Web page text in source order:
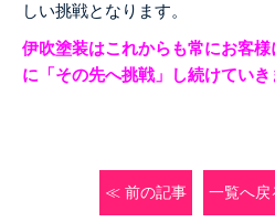
しい挑戦となります。
伊吹塗装はこれからも常にお客
に「その先へ挑戦」し続けていき
≪ 前の記事 一覧へ戻